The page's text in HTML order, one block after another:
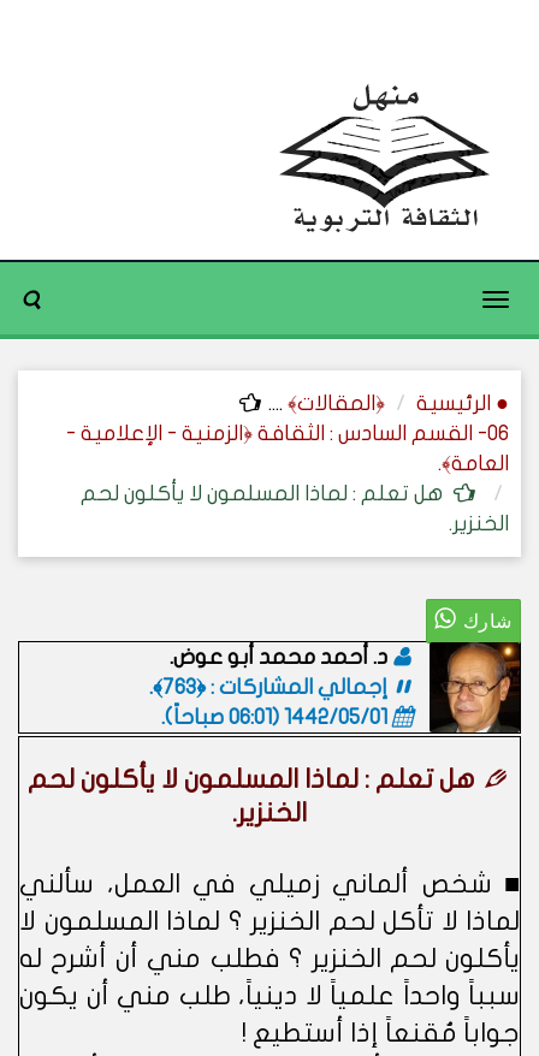
Toggle
● الرئيسية ﴿المقالات﴾ ....
06- القسم السادس : الثقافة ﴿الزمنية - الإعلامية -
العامة﴾.
هل تعلم : لماذا المسلمون لا يأكلون لحم
الخنزير.
د. أحمد محمد أبو عوض.
إجمالي المشاركات : ﴿763﴾.
1442/05/01 (06:01 صباحاً)
.
هل تعلم : لماذا المسلمون لا يأكلون لحم
الخنزير.
■ شخص ألماني زميلي في العمل، سألني
لماذا لا تأكل لحم الخنزير ؟ لماذا المسلمون لا
يأكلون لحم الخنزير ؟ فطلب مني أن أشرح له
سبباً واحداً علمياً لا دينياً، طلب مني أن يكون
جواباً مُقنعاً إذا أستطيع !